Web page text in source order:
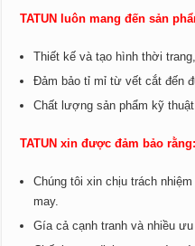
TATUN luôn mang đến sản
Thiết kế và tạo hình thời
Đảm bảo tỉ mỉ từ vết cắt đến
Chất lượng sản phẩm kỹ thuật
TATUN xin được đảm bảo rằng:
Chúng tôi xin chịu trách
may.
Gía cả cạnh tranh và nhiều ưu